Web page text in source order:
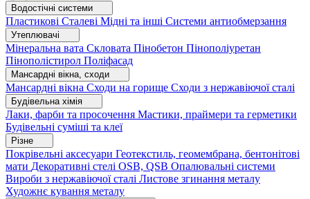
Водостічні системи
Пластикові Сталеві Мідні та інші Системи антиобмерзання
Утеплювачі
Мінеральна вата Скловата Пінобетон Пінополіуретан
Пінополістирол Поліфасад
Мансардні вікна, сходи
Мансардні вікна Сходи на горище Сходи з нержавіючої сталі
Будівельна хімія
Лаки, фарби та просочення Мастики, праймери та герметики
Будівельні суміші та клеї
Різне
Покрівельні аксесуари Геотекстиль, геомембрана, бентонітові
мати Декоративні стелі OSB, QSB Опалювальні системи
Вироби з нержавіючої сталі Листове згинання металу
Художнє кування металу